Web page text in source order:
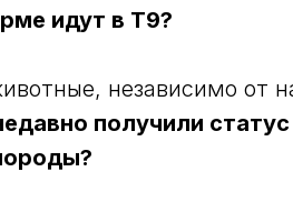
идут в Т9?
независимо от
получили